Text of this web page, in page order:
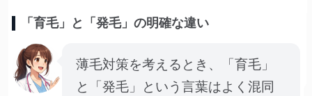
「育毛」と「発毛」の明確な違い
薄毛対策を考えるとき、「育毛」
と「発毛」という言葉はよく混同